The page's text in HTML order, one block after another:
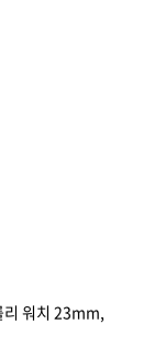
워치 23mm,